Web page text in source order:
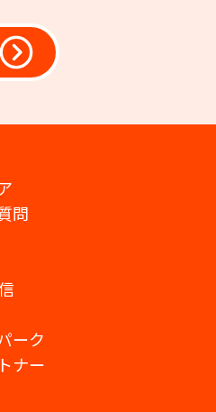
問
ーク
ナー